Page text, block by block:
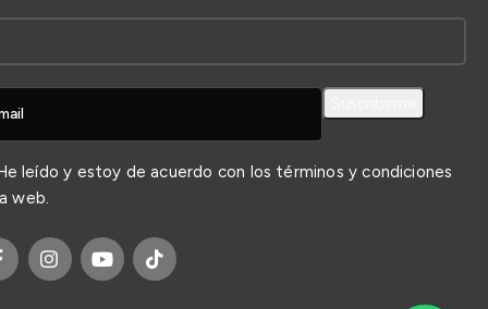
leído y estoy de acuerdo con los términos y condiciones
web.